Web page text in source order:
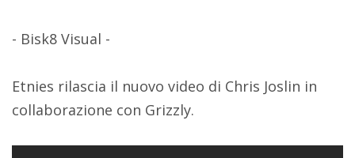
- Bisk8 Visual -
Etnies rilascia il nuovo video di Chris Joslin in
collaborazione con Grizzly.